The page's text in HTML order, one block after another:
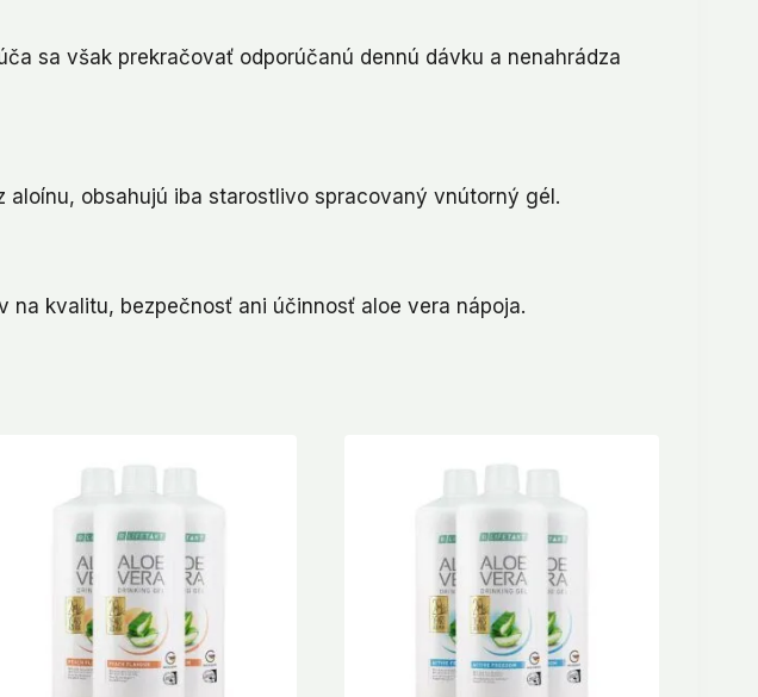
sa však prekračovať odporúčanú dennú dávku a nenahrádza
obsahujú iba starostlivo spracovaný vnútorný gél.
kvalitu, bezpečnosť ani účinnosť aloe vera nápoja.